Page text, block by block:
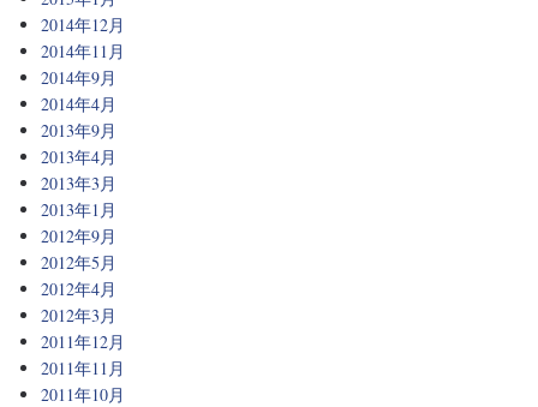
2014年12月
2014年11月
2014年9月
2014年4月
2013年9月
2013年4月
2013年3月
2013年1月
2012年9月
2012年5月
2012年4月
2012年3月
2011年12月
2011年11月
2011年10月